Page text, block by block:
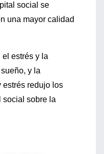
social se
una mayor calidad
estrés y la
y la
estrés redujo los
social sobre la